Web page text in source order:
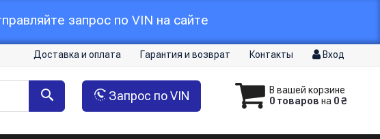
запрос по VIN на сайте
Доставка и оплата Гарантия и возврат Контакты Вход
В вашей корзине
0 товаров на 0 ₴
Запрос по VIN